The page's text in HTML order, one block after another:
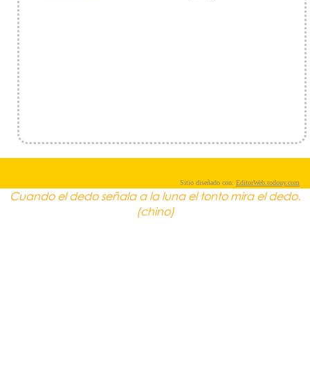
Sitio diseñado con: EditorWeb.todouy.com
Cuando el dedo señala a la luna el tonto mira el dedo.
(chino)